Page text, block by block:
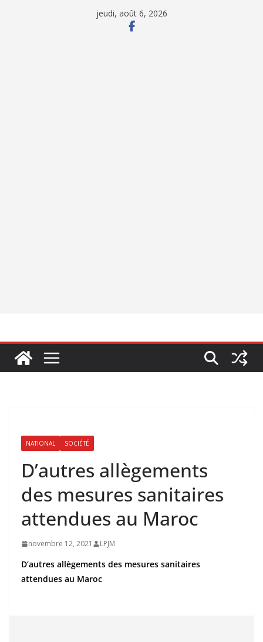
jeudi, août 6, 2026
NATIONAL SOCIÉTÉ
D’autres allègements
des mesures sanitaires
attendues au Maroc
novembre 12, 2021 LPJM
D’autres allègements des mesures sanitaires
attendues au Maroc